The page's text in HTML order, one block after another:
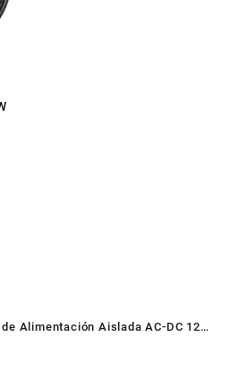
Alimentación Aislada AC-DC 12V